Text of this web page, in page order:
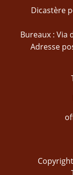
Dicastère
Bureaux : Via
Adresse